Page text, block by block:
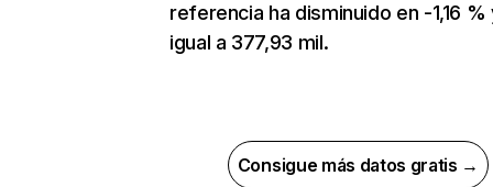
referencia ha disminuido en -1,16 %
igual a 377,93 mil.
Consigue más datos gratis →